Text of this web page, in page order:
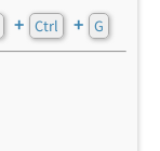
+ Ctrl + G